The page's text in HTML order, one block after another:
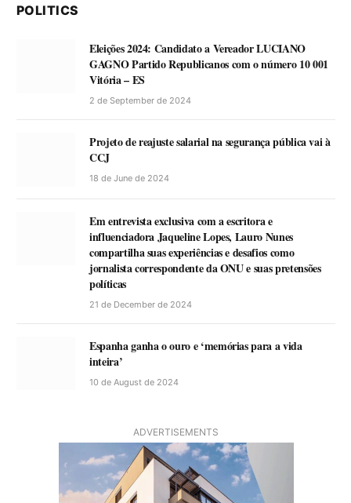
POLITICS
Eleições 2024: Candidato a Vereador LUCIANO
GAGNO Partido Republicanos com o número 10 001
Vitória – ES
2 de September de 2024
Projeto de reajuste salarial na segurança pública vai à
CCJ
18 de June de 2024
Em entrevista exclusiva com a escritora e
influenciadora Jaqueline Lopes, Lauro Nunes
compartilha suas experiências e desafios como
jornalista correspondente da ONU e suas pretensões
políticas
21 de December de 2024
Espanha ganha o ouro e ‘memórias para a vida
inteira’
10 de August de 2024
ADVERTISEMENTS